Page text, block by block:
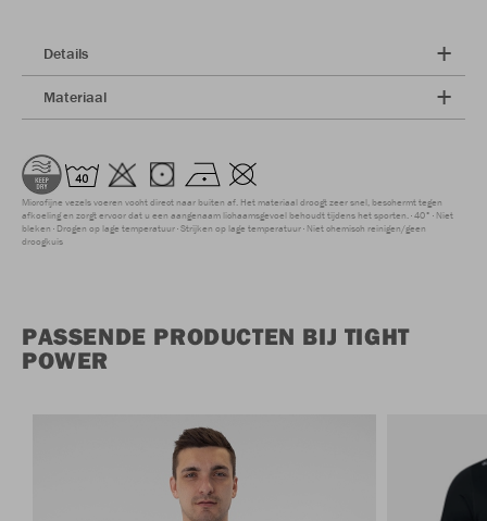
Details
Materiaal
Microfijne vezels voeren vocht direct naar buiten af. Het materiaal droogt zeer snel, beschermt tegen
afkoeling en zorgt ervoor dat u een aangenaam lichaamsgevoel behoudt tijdens het sporten. 40° Niet
bleken Drogen op lage temperatuur Strijken op lage temperatuur Niet chemisch reinigen/geen
droogkuis
PASSENDE PRODUCTEN BIJ TIGHT
POWER